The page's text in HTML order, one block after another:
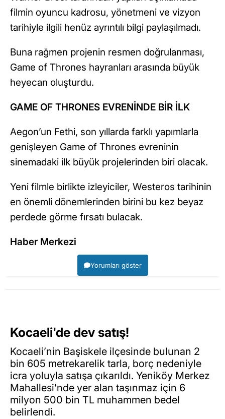
filmin oyuncu kadrosu, yönetmeni ve vizyon
tarihiyle ilgili henüz ayrıntılı bilgi paylaşılmadı.
Buna rağmen projenin resmen doğrulanması,
Game of Thrones hayranları arasında büyük
heyecan oluşturdu.
GAME OF THRONES EVRENİNDE BİR İLK
Aegon’un Fethi, son yıllarda farklı yapımlarla
genişleyen Game of Thrones evreninin
sinemadaki ilk büyük projelerinden biri olacak.
Yeni filmle birlikte izleyiciler, Westeros tarihinin
en önemli dönemlerinden birini bu kez beyaz
perdede görme fırsatı bulacak.
Haber Merkezi
Yorumları göster
Kocaeli'de dev satış!
Kocaeli’nin Başiskele ilçesinde bulunan 2
bin 605 metrekarelik tarla, borç nedeniyle
icra yoluyla satışa çıkarıldı. Yeniköy Merkez
Mahallesi’nde yer alan taşınmaz için 6
milyon 500 bin TL muhammen bedel
belirlendi.